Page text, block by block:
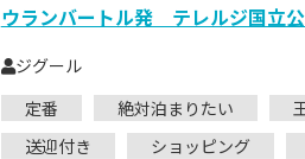
ウランバートル発 テレルジ国立
ジグール
定番
絶対泊まりたい
送迎付き
ショッピング